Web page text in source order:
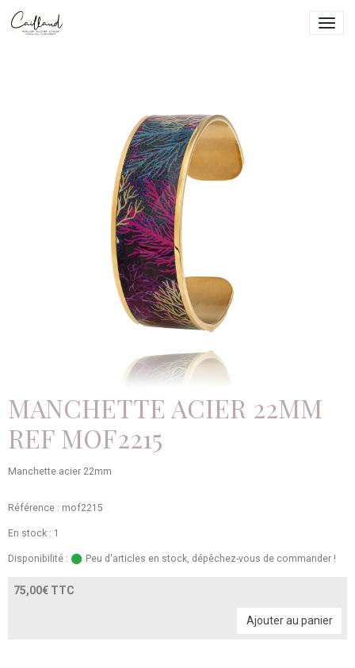
MANCHETTE ACIER 22MM
REF MOF2215
Manchette acier 22mm
Référence : mof2215
En stock : 1
Disponibilité : Peu d'articles en stock, dépêchez-vous de commander !
75,00€ TTC
Ajouter au panier